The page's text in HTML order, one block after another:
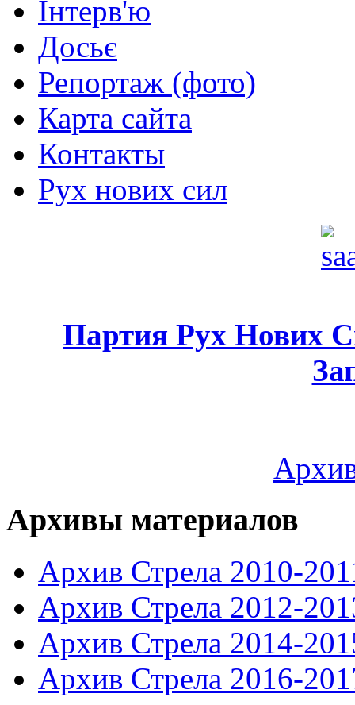
Інтерв'ю
Досьє
Репортаж (фото)
Карта сайта
Контакты
Рух нових сил
Партия Рух Нових
Архивы материалов
Архив Стрела 2010-
Архив Стрела 2012-
Архив Стрела 2014-
Архив Стрела 2016-